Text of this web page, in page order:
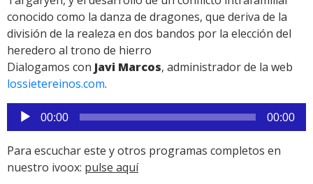
conocido como la danza de dragones, que deriva de la
división de la realeza en dos bandos por la elección del
heredero al trono de hierro
Dialogamos con Javi Marcos, administrador de la web
lossietereinos.com.
Reproductor
de
audio
00:00 00:00
Para escuchar este y otros programas completos en
nuestro ivoox: pulse aquí